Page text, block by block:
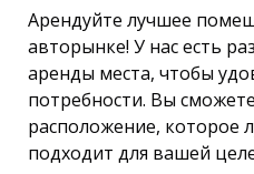
Арендуйте лучшее
авторынке! У нас есть
аренды места, чтобы
потребности. Вы
расположение, которое
подходит для вашей